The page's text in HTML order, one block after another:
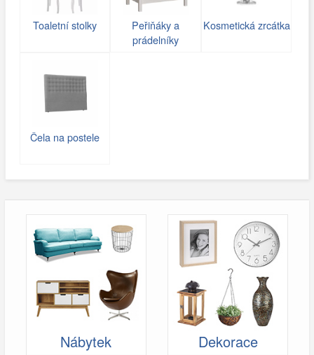
Toaletní stolky
Peřiňáky a
prádelníky
Kosmetická zrcátka
Čela na postele
Nábytek Dekorace